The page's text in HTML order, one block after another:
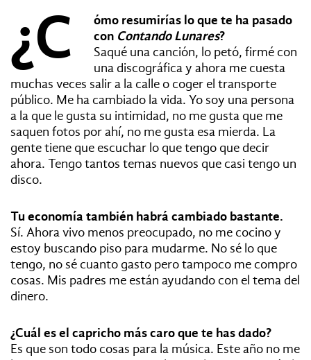
¿C
ómo resumirías lo que te ha pasado
con Contando Lunares?
Saqué una canción, lo petó, firmé con
una discográfica y ahora me cuesta
muchas veces salir a la calle o coger el transporte
público. Me ha cambiado la vida. Yo soy una persona
a la que le gusta su intimidad, no me gusta que me
saquen fotos por ahí, no me gusta esa mierda. La
gente tiene que escuchar lo que tengo que decir
ahora. Tengo tantos temas nuevos que casi tengo un
disco.
Tu economía también habrá cambiado bastante.
Sí. Ahora vivo menos preocupado, no me cocino y
estoy buscando piso para mudarme. No sé lo que
tengo, no sé cuanto gasto pero tampoco me compro
cosas. Mis padres me están ayudando con el tema del
dinero.
¿Cuál es el capricho más caro que te has dado?
Es que son todo cosas para la música. Este año no me